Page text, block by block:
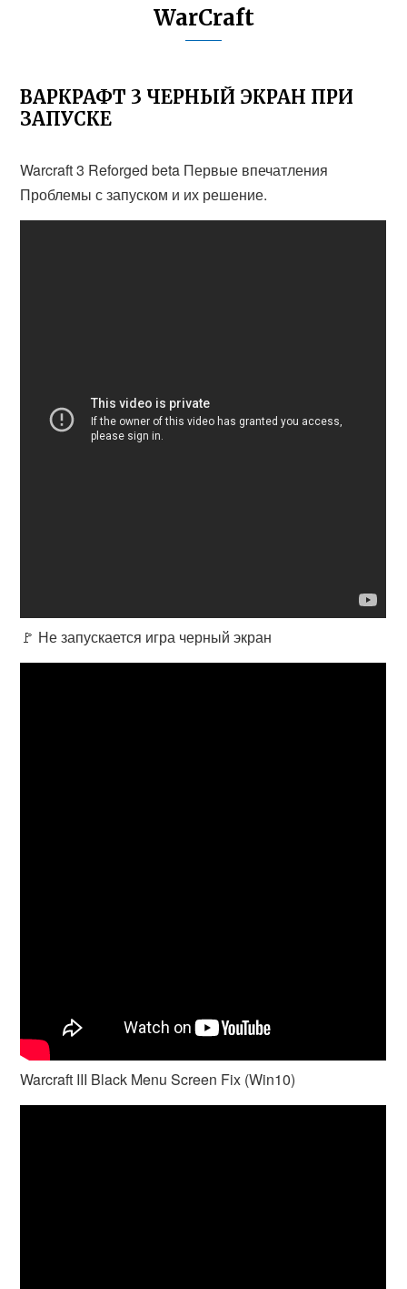
WarCraft
ВАРКРАФТ 3 ЧЕРНЫЙ ЭКРАН ПРИ
ЗАПУСКЕ
Warcraft 3 Reforged beta Первые впечатления
Проблемы с запуском и их решение.
🚩 Не запускается игра черный экран
Warcraft III Black Menu Screen Fix (Win10)